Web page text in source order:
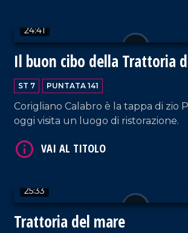
24:41
Il buon cibo della Trattoria
ST 7 PUNTATA 141
Corigliano Calabro è la tappa di zio
oggi visita un luogo di ristorazione.
25:33
Trattoria del mare
VAI AL TITOLO